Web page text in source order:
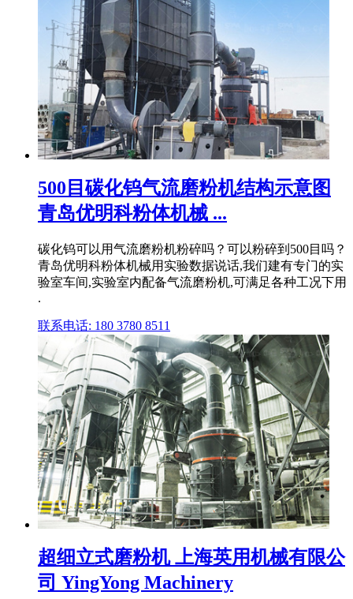
500目碳化钨气流磨粉机结构示意图
青岛优明科粉体机械 ...
碳化钨可以用气流磨粉机粉碎吗？可以粉碎到500目吗？
青岛优明科粉体机械用实验数据说话,我们建有专门的实
验室车间,实验室内配备气流磨粉机,可满足各种工况下用
.
联系电话: 180 3780 8511
超细立式磨粉机 上海英用机械有限公
司 YingYong Machinery